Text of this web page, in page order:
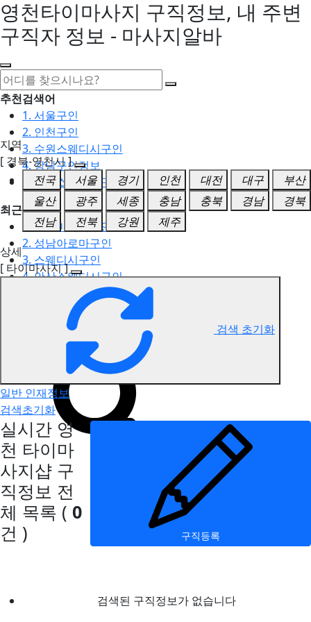
영천타이마사지 구직정보, 내 주변
구직자 정보 - 마사지알바
추천검색어
1. 서울구인
2. 인천구인
3. 수원스웨디시구인
4. 강남구인정보
5. 동탄스웨디시구인
최근검색어
1. 일산마사지구인
2. 성남아로마구인
3. 스웨디시구인
4. 안산스웨디시구인
5. 아로마구인
영천 타이마사지 구직정보
지역
[ 경북-영천시 ]
전국
서울 경기 인천 대전 대구
부산
울산
광주 세종 충남 충북 경남
경북
전남
전북 강원
제주
상세
[ 타이마사지 ]
검색 초기화
일반 인재정보
검색초기화
실시간 영
천 타이마
사지샵 구
직정보 전
체 목록 ( 0
건 )
구직등록
검색된 구직정보가 없습니다